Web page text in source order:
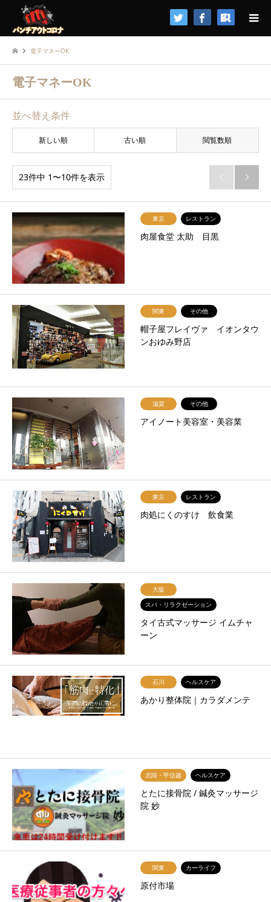
検索
電子マネーOK
電子マネーOK
並べ替え条件
新しい順 古い順 閲覧数順
23件中 1〜10件を表示  
東京 レストラン
肉屋食堂 太助 目黒
関東 その他
帽子屋フレイヴァ イオンタウ
ンおゆみ野店
滋賀 その他
アイノート美容室・美容業
東京 レストラン
肉処にくのすけ 飲食業
大阪
スパ・リラクゼーション
タイ古式マッサージ イムチャ
ーン
石川 ヘルスケア
あかり整体院｜カラダメンテ
北陸・甲信越 ヘルスケア
とたに接骨院 / 鍼灸マッサージ
院 妙
関東 カーライフ
原付市場